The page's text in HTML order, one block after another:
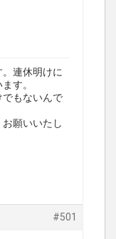
連休明けに
す。
もないんで
願いいたし
#501